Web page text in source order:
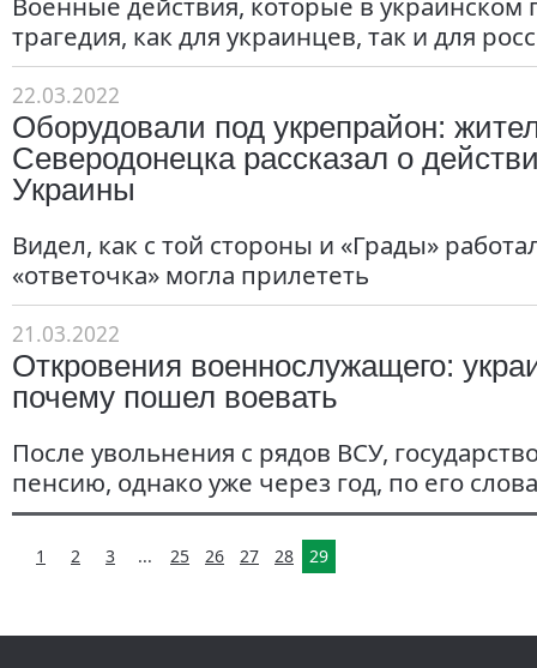
трагедия, как для украинцев, так и для
22.03.2022
Оборудовали под укрепрайон:
Северодонецка рассказал о
Украины
Видел, как с той стороны и «Грады»
«ответочка» могла прилететь
21.03.2022
Откровения военнослужащего:
почему пошел воевать
После увольнения с рядов ВСУ,
пенсию, однако уже через год, по его
1 2 3 ... 25 26 27 28 29